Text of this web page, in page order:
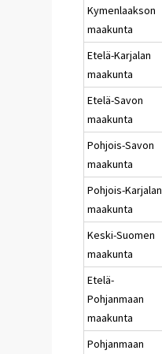
Kymenlaakson
maakunta
Etelä-Karjalan
maakunta
Etelä-Savon
maakunta
Pohjois-Savon
maakunta
Pohjois-Karjalan
maakunta
Keski-Suomen
maakunta
Etelä-
Pohjanmaan
maakunta
Pohjanmaan